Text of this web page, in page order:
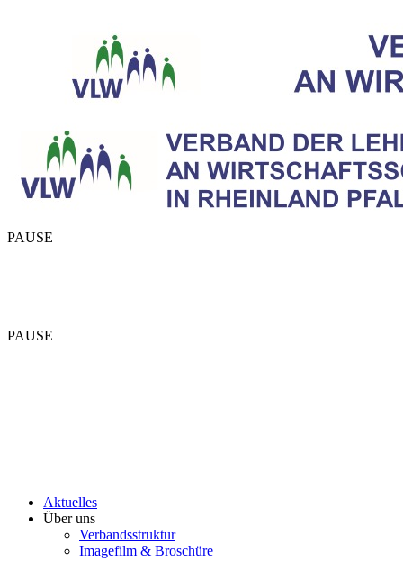
PAUSE
PAUSE
Aktuelles
Über uns
Verbandsstruktur
Imagefilm & Broschüre